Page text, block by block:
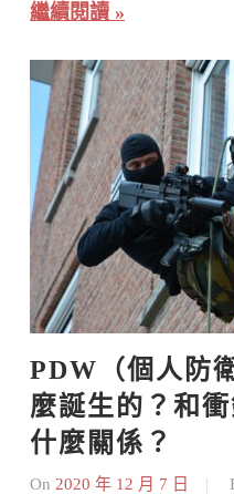
繼續閱讀
PDW（個人防
麼誕生的？和
什麼關係？
On 2020 年 12 月 7 日